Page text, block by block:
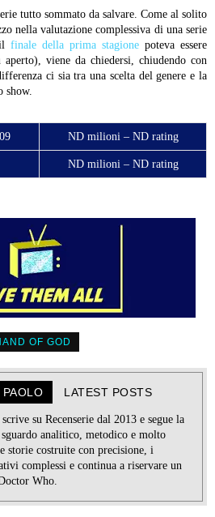
tutto sommato da salvare. Come al solito
nella valutazione complessiva di una serie
finale della prima stagione poteva essere
viene da chiedersi, chiudendo con
ci sia tra una scelta del genere e la
show.
ND milioni – ND rating
ND milioni – ND rating
OF GOD
LATEST POSTS
su Recenserie dal 2013 e segue la
analitico, metodico e molto
storie costruite con precisione, i
complessi e continua a riservare un
Who.